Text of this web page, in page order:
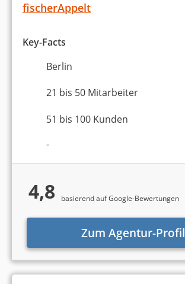
fischerAppelt
Key-Facts
Berlin
21 bis 50 Mitarbeiter
51 bis 100 Kunden
-
4,8 basierend auf Google-Bewertungen
Zum Agentur-Profil